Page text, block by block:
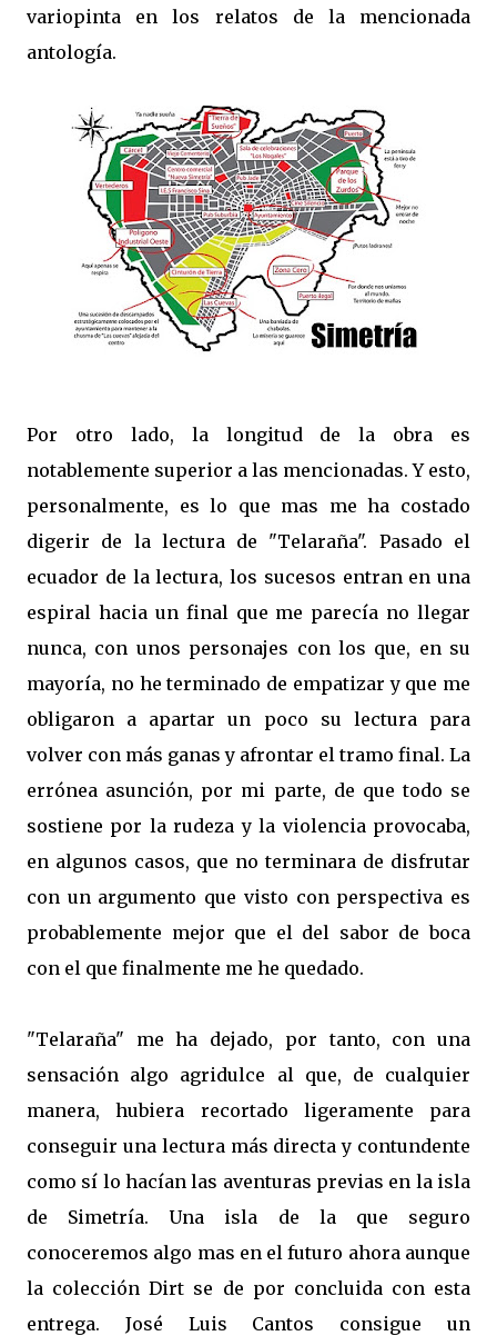
variopinta en los relatos de la mencionada
antología.
Por otro lado, la longitud de la obra es
notablemente superior a las mencionadas. Y esto,
personalmente, es lo que mas me ha costado
digerir de la lectura de "Telaraña". Pasado el
ecuador de la lectura, los sucesos entran en una
espiral hacia un final que me parecía no llegar
nunca, con unos personajes con los que, en su
mayoría, no he terminado de empatizar y que me
obligaron a apartar un poco su lectura para
volver con más ganas y afrontar el tramo final. La
errónea asunción, por mi parte, de que todo se
sostiene por la rudeza y la violencia provocaba,
en algunos casos, que no terminara de disfrutar
con un argumento que visto con perspectiva es
probablemente mejor que el del sabor de boca
con el que finalmente me he quedado.
"Telaraña" me ha dejado, por tanto, con una
sensación algo agridulce al que, de cualquier
manera, hubiera recortado ligeramente para
conseguir una lectura más directa y contundente
como sí lo hacían las aventuras previas en la isla
de Simetría. Una isla de la que seguro
conoceremos algo mas en el futuro ahora aunque
la colección Dirt se de por concluida con esta
entrega. José Luis Cantos consigue un